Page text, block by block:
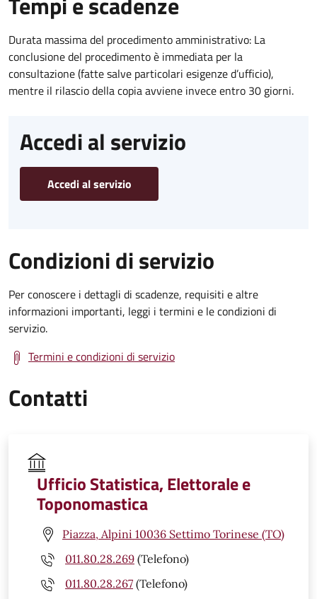
Durata massima del procedimento amministrativo: La
conclusione del procedimento è immediata per la
consultazione (fatte salve particolari esigenze d’ufficio),
mentre il rilascio della copia avviene invece entro 30 giorni.
Accedi al servizio
Accedi al servizio
Condizioni di servizio
Per conoscere i dettagli di scadenze, requisiti e altre
informazioni importanti, leggi i termini e le condizioni di
servizio.
Termini e condizioni di servizio
Contatti
Ufficio Statistica, Elettorale e
Toponomastica
Piazza, Alpini 10036 Settimo Torinese (TO)
011.80.28.269 (Telefono)
011.80.28.267 (Telefono)